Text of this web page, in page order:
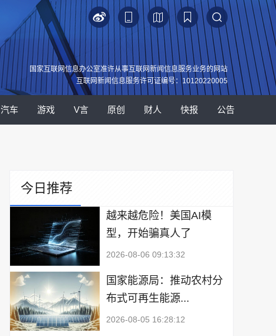
国家互联网信息办公室准许从事互联网新闻信息服务业务的网站
互联网新闻信息服务许可证编号：10120220005
汽车 游戏 V言 原创 财人 快报 公告
今日推荐
越来越危险！美国AI模
型，开始骗真人了
2026-08-06 09:13:32
国家能源局：推动农村分
布式可再生能源...
2026-08-05 16:28:12